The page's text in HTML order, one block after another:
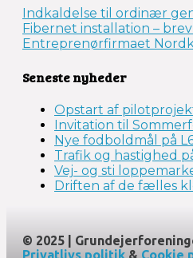
Indkaldelse til ordinær
Fibernet installation –
Entreprenørfirmaet
Seneste nyheder
Opstart af
Invitation til
Nye fodboldmål på
Trafik og hastighed
Vej- og sti
Driften af de fælles
© 2025 |
Privatlivs politik & Cookie